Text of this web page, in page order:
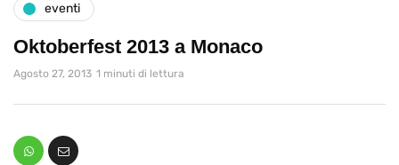
eventi
Oktoberfest 2013 a Monaco
Agosto 27, 2013 1 minuti di lettura